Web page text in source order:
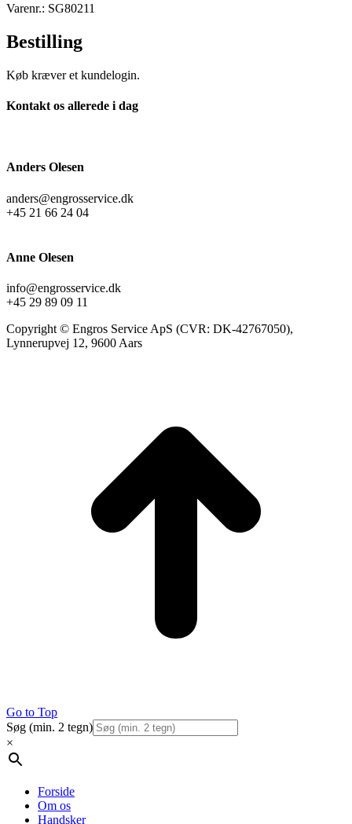
Varenr.: SG80211
Bestilling
Køb kræver et kundelogin.
Kontakt os allerede i dag
Anders Olesen
anders@engrosservice.dk
+45 21 66 24 04
Anne Olesen
info@engrosservice.dk
+45 29 89 09 11
Copyright © Engros Service ApS (CVR: DK-42767050),
Lynnerupvej 12, 9600 Aars
Go to Top
Søg (min. 2 tegn)
×
Forside
Om os
Handsker